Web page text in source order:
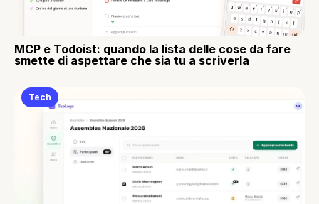
MCP e Todoist: quando la lista delle cose da fare
smette di aspettare che sia tu a scriverla
Tech